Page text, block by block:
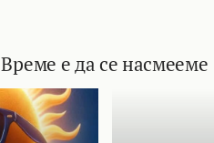
Време е да се насмееме